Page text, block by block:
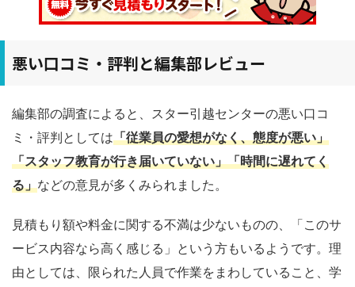
悪い口コミ・評判と編集部レビュー
編集部の調査によると、スター引越センターの悪い口コ
ミ・評判としては「従業員の愛想がなく、態度が悪い」
「スタッフ教育が行き届いていない」「時間に遅れてく
る」などの意見が多くみられました。
見積もり額や料金に関する不満は少ないものの、「このサ
ービス内容なら高く感じる」という方もいるようです。理
由としては、限られた人員で作業をまわしていること、学